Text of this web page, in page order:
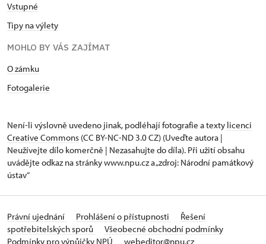
Vstupné
Tipy na výlety
MOHLO BY VÁS ZAJÍMAT
O zámku
Fotogalerie
Není-li výslovně uvedeno jinak, podléhají fotografie a texty licenci
Creative Commons (CC BY-NC-ND 3.0 CZ) (Uveďte autora |
Neužívejte dílo komerčně | Nezasahujte do díla). Při užití obsahu
uvádějte odkaz na stránky www.npu.cz a „zdroj: Národní památkový
ústav“
Právní ujednání Prohlášení o přístupnosti
Řešení
spotřebitelských sporů
Všeobecné obchodní podmínky
Podmínky pro výpůjčky NPÚ
webeditor@npu.cz